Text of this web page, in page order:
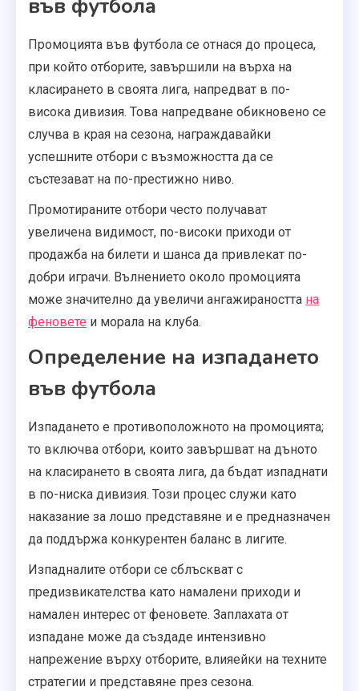
във футбола
Промоцията във футбола се отнася до процеса,
при който отборите, завършили на върха на
класирането в своята лига, напредват в по-
висока дивизия. Това напредване обикновено се
случва в края на сезона, награждавайки
успешните отбори с възможността да се
състезават на по-престижно ниво.
Промотираните отбори често получават
увеличена видимост, по-високи приходи от
продажба на билети и шанса да привлекат по-
добри играчи. Вълнението около промоцията
може значително да увеличи ангажираността на
феновете и морала на клуба.
Определение на изпадането
във футбола
Изпадането е противоположното на промоцията;
то включва отбори, които завършват на дъното
на класирането в своята лига, да бъдат изпаднати
в по-ниска дивизия. Този процес служи като
наказание за лошо представяне и е предназначен
да поддържа конкурентен баланс в лигите.
Изпадналите отбори се сблъскват с
предизвикателства като намалени приходи и
намален интерес от феновете. Заплахата от
изпадане може да създаде интензивно
напрежение върху отборите, влияейки на техните
стратегии и представяне през сезона.